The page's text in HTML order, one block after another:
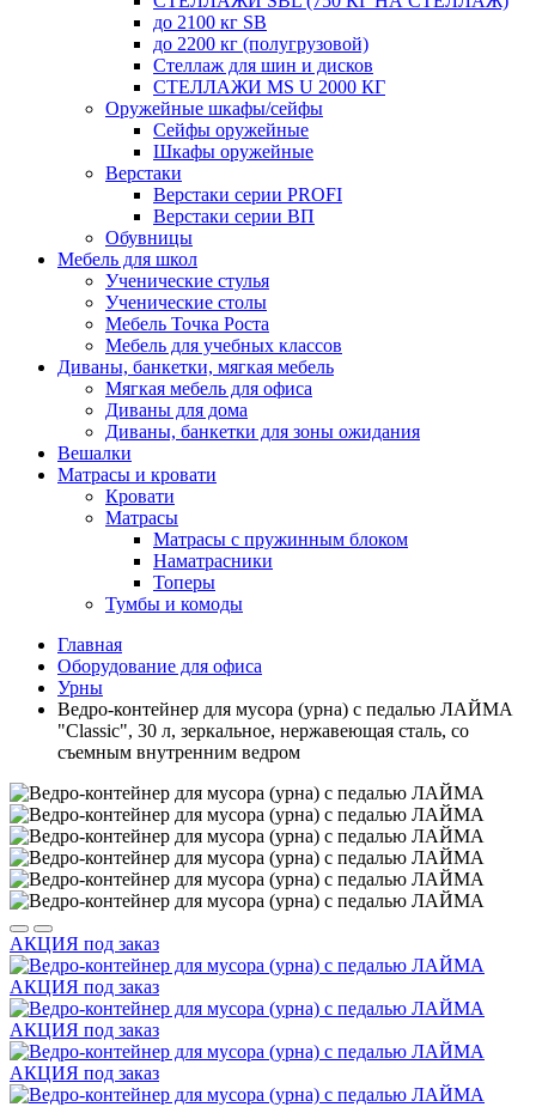
до 2100 кг SB
до 2200 кг (полугрузовой)
Стеллаж для шин и дисков
СТЕЛЛАЖИ MS U 2000 КГ
Оружейные шкафы/сейфы
Сейфы оружейные
Шкафы оружейные
Верстаки
Верстаки серии PROFI
Верстаки серии ВП
Обувницы
Мебель для школ
Ученические стулья
Ученические столы
Мебель Точка Роста
Мебель для учебных классов
Диваны, банкетки, мягкая мебель
Мягкая мебель для офиса
Диваны для дома
Диваны, банкетки для зоны ожидания
Вешалки
Матрасы и кровати
Кровати
Матрасы
Матрасы с пружинным блоком
Наматрасники
Топеры
Тумбы и комоды
Главная
Оборудование для офиса
Урны
Ведро-контейнер для мусора (урна) с педалью ЛАЙМА
"Classic", 30 л, зеркальное, нержавеющая сталь, со
съемным внутренним ведром
АКЦИЯ под заказ
АКЦИЯ под заказ
АКЦИЯ под заказ
АКЦИЯ под заказ